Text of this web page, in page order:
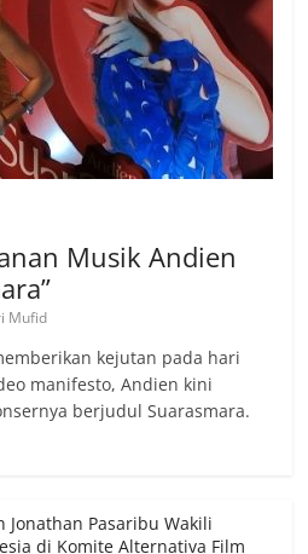
Musik Andien
Mufid
kejutan pada hari
manifesto, Andien kini
berjudul Suarasmara.
Jonathan Pasaribu Wakili
di Komite Alternativa Film